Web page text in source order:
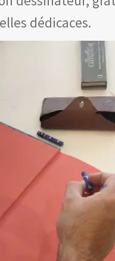
dédicaces.